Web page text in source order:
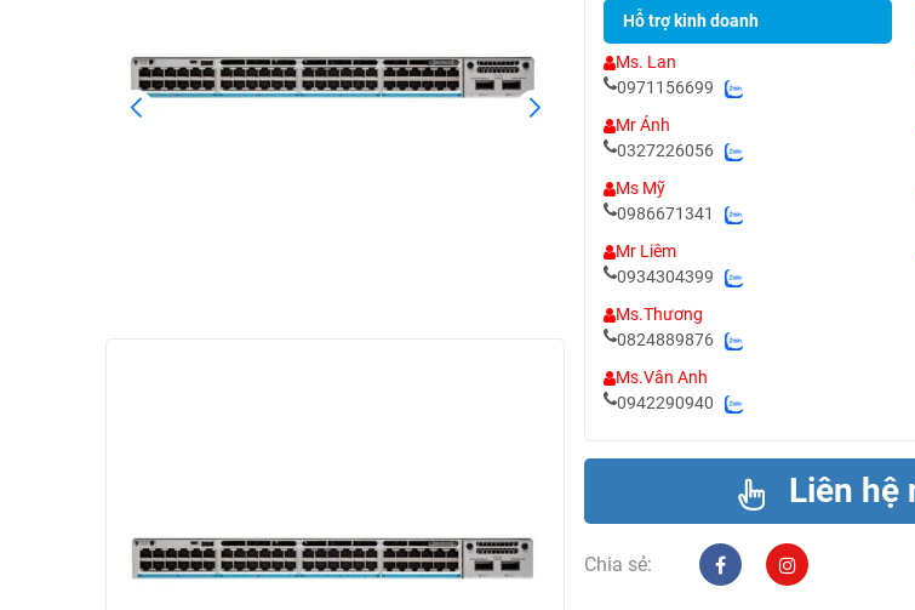
Hỗ trợ kinh doanh
Ms. Lan
0971156699
Mr Ánh
0327226056
Ms Mỹ
0986671341
Mr Liêm
0934304399
Ms.Thương
0824889876
Ms.Vân Anh
0942290940
Liên hệ
Chia sẻ: